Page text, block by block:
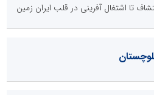
تا اشتغال آفرینی در قلب ایران زمین